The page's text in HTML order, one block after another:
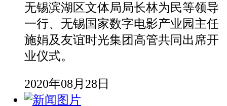
无锡滨湖区文体局局长林为民等领导
一行、无锡国家数字电影产业园主任
施娟及友谊时光集团高管共同出席开
业仪式。
2020年08月28日